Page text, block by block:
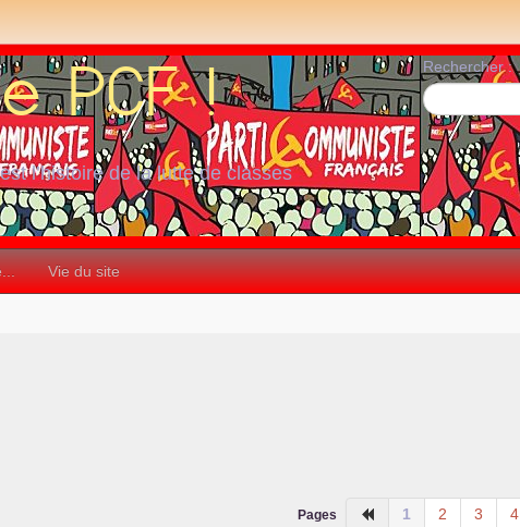
l’histoire de la lutte de classes
Rechercher :
Vie du site
Pages 1 2 3 4